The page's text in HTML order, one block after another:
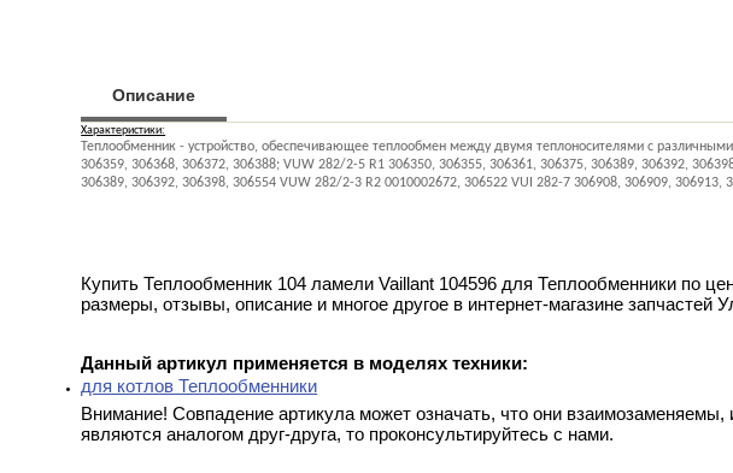
Описание
Характеристики:
Теплообменник - устройство, обеспечивающее теплообмен между двумя теплоносителями с
306359, 306368, 306372, 306388; VUW 282/2-5 R1 306350, 306355, 306361, 306375, 306389, 306392,
306389, 306392, 306398, 306554 VUW 282/2-3 R2 0010002672, 306522 VUI 282-7 306908, 306909,
Купить Теплообменник 104 ламели Vaillant 104596 для Теплообменники по
размеры, отзывы, описание и многое другое в интернет-магазине запчастей
Данный артикул применяется в моделях техники:
для котлов Теплообменники
Внимание! Совпадение артикула может означать, что они
являются аналогом друг-друга, то проконсультируйтесь с нами.